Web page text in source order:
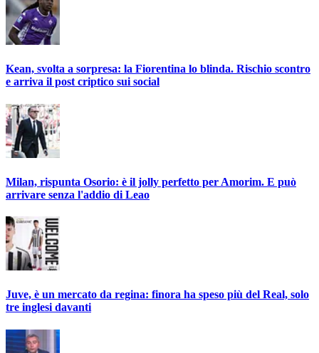
Kean, svolta a sorpresa: la Fiorentina lo blinda. Rischio scontro
e arriva il post criptico sui social
Milan, rispunta Osorio: è il jolly perfetto per Amorim. E può
arrivare senza l'addio di Leao
Juve, è un mercato da regina: finora ha speso più del Real, solo
tre inglesi davanti